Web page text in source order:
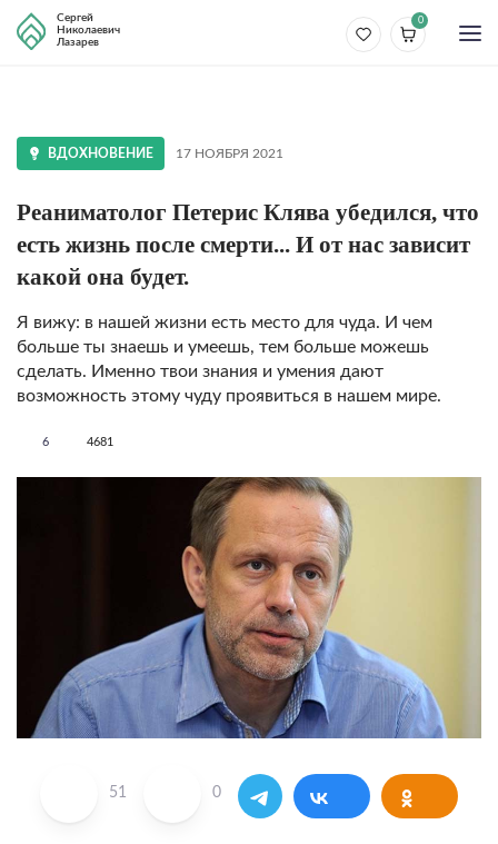
Сергей
Николаевич
Лазарев
0
ВДОХНОВЕНИЕ 17 НОЯБРЯ 2021
Реаниматолог Петерис Клява убедился, что
есть жизнь после смерти... И от нас зависит
какой она будет.
Я вижу: в нашей жизни есть место для чуда. И чем
больше ты знаешь и умеешь, тем больше можешь
сделать. Именно твои знания и умения дают
возможность этому чуду проявиться в нашем мире.
6 4681
51 0